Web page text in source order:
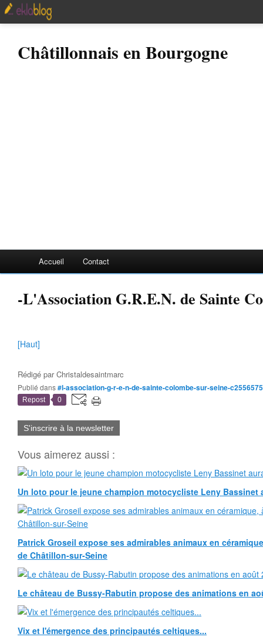
Châtillonnais en Bourgogne
Accueil Contact
-L'Association G.R.E.N. de Sainte
[Haut]
Rédigé parChristaldesaintmarc
Publié dans#l-association-g-r-e-n-de-sainte-colombe-sur-seine-
Repost 0
S'inscrire à la newsletter
Vous aimerez aussi :
Un loto pour le jeune champion motocycliste Leny Bassinet
Patrick Groseil expose ses admirables animaux en
de Châtillon-sur-Seine
Le château de Bussy-Rabutin propose des animations en
Vix et l'émergence des principautés celtiques...